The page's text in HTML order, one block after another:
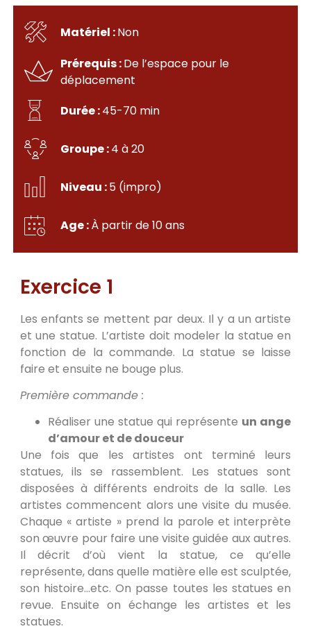
Matériel :Non
Prérequis :De l’espace pour le
déplacement
Durée :45-70 min
Groupe :4 à 20
Niveau :5 (impro)
Age :À partir de 10 ans
Exercice 1
Les enfants se mettent par deux. Il y a un artiste
et une statue. L’artiste doit modeler la statue en
fonction de la commande. La statue se laisse
faire et ensuite ne bouge plus.
Première commande :
Réaliser une statue qui représente un ange
d’amour et de douceur
Une fois que les artistes ont terminé leurs
statues, ils se rassemblent. Les statues sont
disposées à différents endroits de la salle. Les
artistes commencent alors une visite du musée.
Chaque « artiste » prend la parole et interprète
son œuvre pour faire une visite guidée aux autres.
Il décrit d’où vient la statue, ce qu’elle
représente, dans quelle matière elle est sculptée,
son histoire…etc. On passe toutes les statues en
revue. Ensuite on échange les artistes et les
statues.